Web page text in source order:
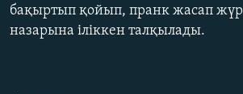
бақыртып қойып, пранк жасап
назарына іліккен талқылады.